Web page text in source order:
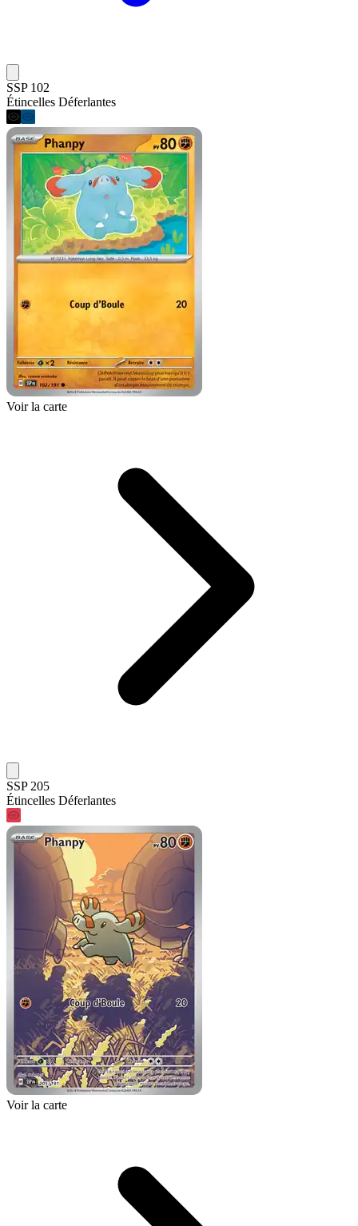
SSP 102
Étincelles Déferlantes
Voir la carte
SSP 205
Étincelles Déferlantes
Voir la carte